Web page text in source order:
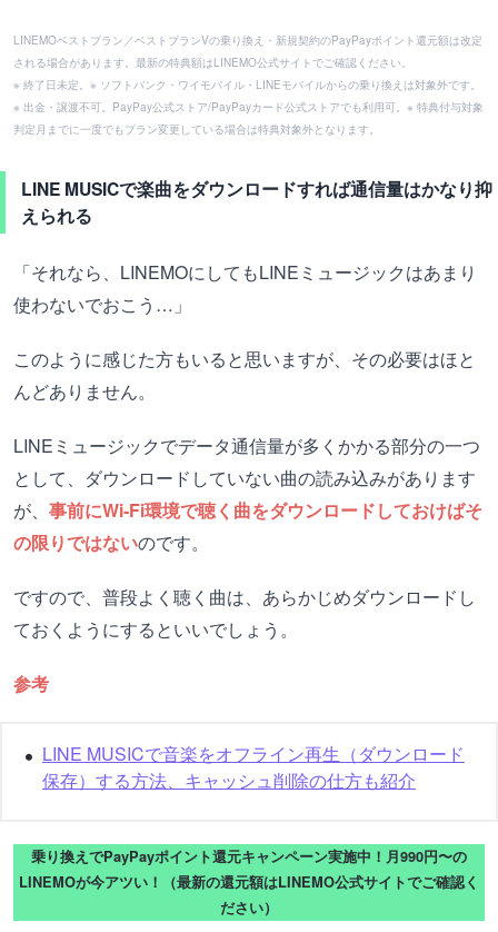
LINEMOベストプラン／ベストプランVの乗り換え・新規契約のPayPayポイント還元額は改定
される場合があります。最新の特典額はLINEMO公式サイトでご確認ください。
※ 終了日未定。※ ソフトバンク・ワイモバイル・LINEモバイルからの乗り換えは対象外です。
※ 出金・譲渡不可。PayPay公式ストア/PayPayカード公式ストアでも利用可。※ 特典付与対象
判定月までに一度でもプラン変更している場合は特典対象外となります。
LINE MUSICで楽曲をダウンロードすれば通信量はかなり抑
えられる
「それなら、LINEMOにしてもLINEミュージックはあまり
使わないでおこう…」
このように感じた方もいると思いますが、その必要はほと
んどありません。
LINEミュージックでデータ通信量が多くかかる部分の一つ
として、ダウンロードしていない曲の読み込みがあります
が、 事前にWi-Fi環境で聴く曲をダウンロードしておけばそ
の限りではないのです。
ですので、普段よく聴く曲は、あらかじめダウンロードし
ておくようにするといいでしょう。
参考
LINE MUSICで音楽をオフライン再生（ダウンロード
保存）する方法、キャッシュ削除の仕方も紹介
乗り換えでPayPayポイント還元キャンペーン実施中！月990円〜の
LINEMOが今アツい！（最新の還元額はLINEMO公式サイトでご確認く
ださい）